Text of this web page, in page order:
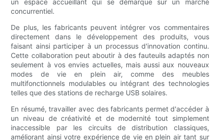
un espace accueillant qui se démarque sur un marché
concurrentiel.
De plus, les fabricants peuvent intégrer vos commentaires
directement dans le développement des produits, vous
faisant ainsi participer à un processus d'innovation continu.
Cette collaboration peut aboutir à des fauteuils adaptés non
seulement à vos envies actuelles, mais aussi aux nouveaux
modes de vie en plein air, comme des meubles
multifonctionnels modulables ou intégrant des technologies
telles que des stations de recharge USB solaires.
En résumé, travailler avec des fabricants permet d'accéder à
un niveau de créativité et de modernité tout simplement
inaccessible par les circuits de distribution classiques,
améliorant ainsi votre expérience de vie en plein air tant sur